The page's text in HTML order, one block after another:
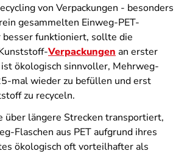
von Verpackungen - besonders
gesammelten Einweg-PET-
besser funktioniert, sollte die
Verpackungen an erster
ökologisch sinnvoller, Mehrweg-
mal wieder zu befüllen und erst
zu recyceln.
über längere Strecken transportiert,
Flaschen aus PET aufgrund ihres
ökologisch oft vorteilhafter als